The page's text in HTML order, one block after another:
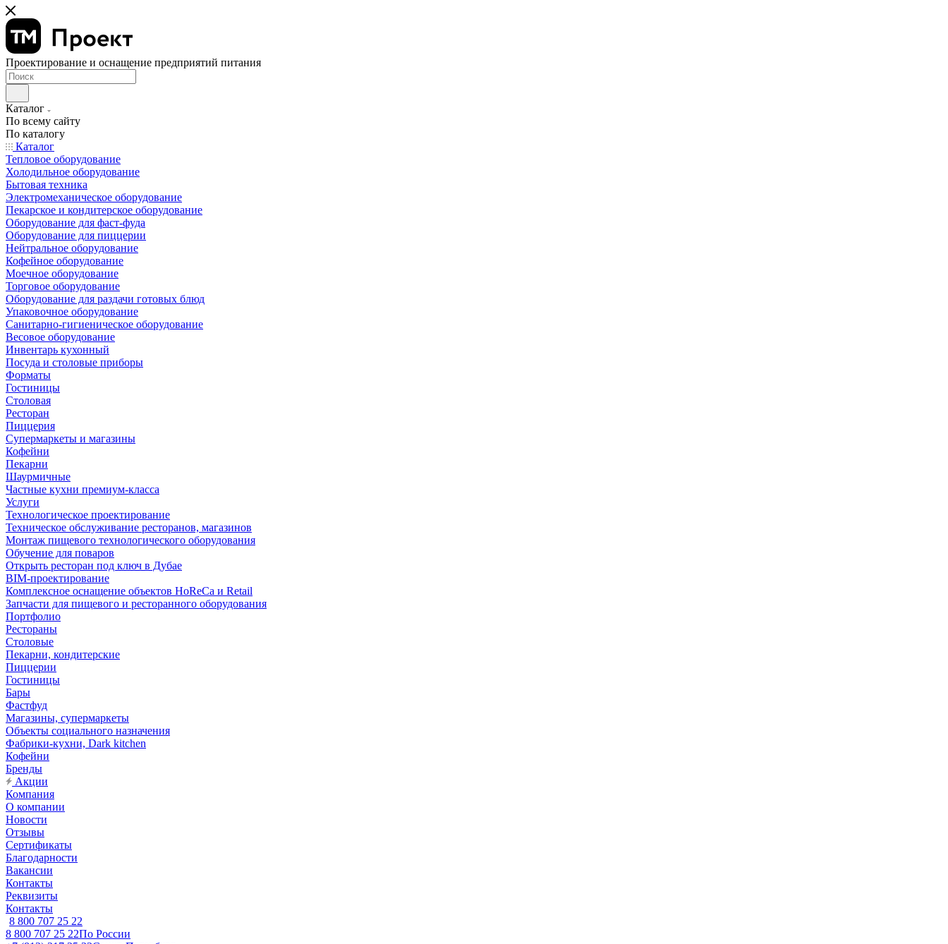
Проектирование и оснащение предприятий питания
Каталог
По всему сайту
По каталогу
Каталог
Тепловое оборудование
Холодильное оборудование
Бытовая техника
Электромеханическое оборудование
Пекарское и кондитерское оборудование
Оборудование для фаст-фуда
Оборудование для пиццерии
Нейтральное оборудование
Кофейное оборудование
Моечное оборудование
Торговое оборудование
Оборудование для раздачи готовых блюд
Упаковочное оборудование
Санитарно-гигиеническое оборудование
Весовое оборудование
Инвентарь кухонный
Посуда и столовые приборы
Форматы
Гостиницы
Столовая
Ресторан
Пиццерия
Супермаркеты и магазины
Кофейни
Пекарни
Шаурмичные
Частные кухни премиум-класса
Услуги
Технологическое проектирование
Техническое обслуживание ресторанов, магазинов
Монтаж пищевого технологического оборудования
Обучение для поваров
Открыть ресторан под ключ в Дубае
BIM-проектирование
Комплексное оснащение объектов HoReCa и Retail
Запчасти для пищевого и ресторанного оборудования
Портфолио
Рестораны
Столовые
Пекарни, кондитерские
Пиццерии
Гостиницы
Бары
Фастфуд
Магазины, супермаркеты
Объекты социального назначения
Фабрики-кухни, Dark kitchen
Кофейни
Бренды
Акции
Компания
О компании
Новости
Отзывы
Сертификаты
Благодарности
Вакансии
Контакты
Реквизиты
Контакты
8 800 707 25 22
8 800 707 25 22По России